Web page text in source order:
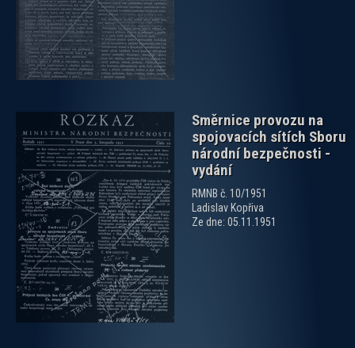
Směrnice provozu na
spojovacích sítích Sboru
národní bezpečnosti -
vydání
RMNB č. 10/1951
Ladislav Kopřiva
Ze dne: 05.11.1951
zobrazit PDF dokument